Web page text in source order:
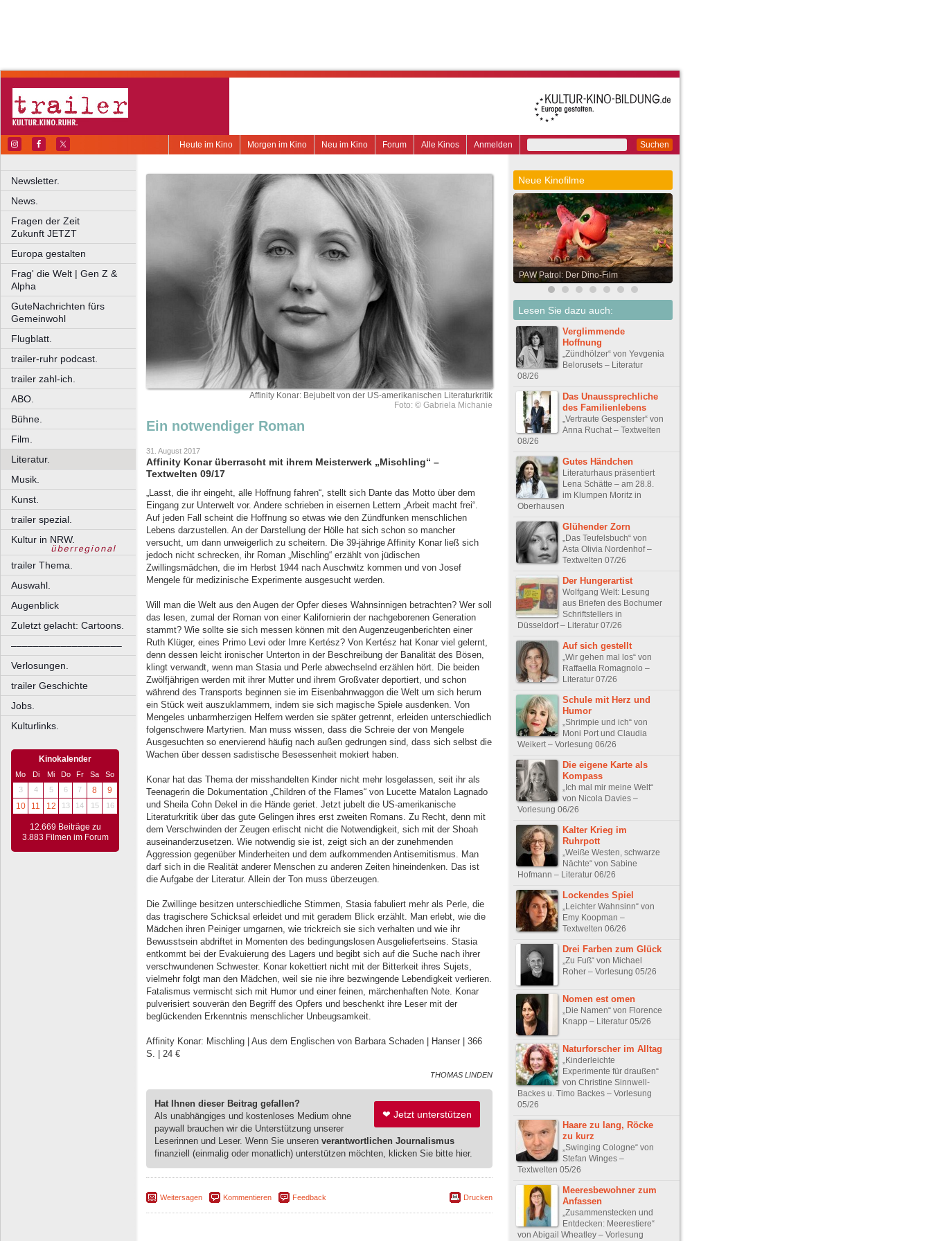
Suchen
Anmelden
Alle Kinos
Forum
Neu im Kino
Morgen im Kino
Heute im Kino
Newsletter.
News.
Fragen der Zeit
Zukunft JETZT
Europa gestalten
Frag' die Welt | Gen Z &
Alpha
GuteNachrichten fürs
Gemeinwohl
Flugblatt.
trailer-ruhr podcast.
trailer zahl-ich.
ABO.
Bühne.
Film.
Literatur.
Musik.
Kunst.
trailer spezial.
Kultur in NRW.
trailer Thema.
Auswahl.
Augenblick
Zuletzt gelacht: Cartoons.
––––––––––––––––––––
Verlosungen.
trailer Geschichte
Jobs.
Kulturlinks.
Kinokalender
Mo Di Mi Do Fr Sa
So
3
4 5 6 7 8
9
10
11 12 13 14 15 16
12.669 Beiträge zu
3.883 Filmen im Forum
Affinity Konar: Bejubelt von der US-amerikanischen Literaturkritik
Foto: © Gabriela Michanie
Ein notwendiger Roman
31. August 2017
Affinity Konar überrascht mit ihrem Meisterwerk „Mischling“ –
Textwelten 09/17
„Lasst, die ihr eingeht, alle Hoffnung fahren“, stellt sich Dante das Motto über dem
Eingang zur Unterwelt vor. Andere schrieben in eisernen Lettern „Arbeit macht frei“.
Auf jeden Fall scheint die Hoffnung so etwas wie den Zündfunken menschlichen
Lebens darzustellen. An der Darstellung der Hölle hat sich schon so mancher
versucht, um dann unweigerlich zu scheitern. Die 39-jährige Affinity Konar ließ sich
jedoch nicht schrecken, ihr Roman „Mischling“ erzählt von jüdischen
Zwillingsmädchen, die im Herbst 1944 nach Auschwitz kommen und von Josef
Mengele für medizinische Experimente ausgesucht werden.
Will man die Welt aus den Augen der Opfer dieses Wahnsinnigen betrachten? Wer soll
das lesen, zumal der Roman von einer Kalifornierin der nachgeborenen Generation
stammt? Wie sollte sie sich messen können mit den Augenzeugenberichten einer
Ruth Klüger, eines Primo Levi oder Imre Kertész? Von Kertész hat Konar viel gelernt,
denn dessen leicht ironischer Unterton in der Beschreibung der Banalität des Bösen,
klingt verwandt, wenn man Stasia und Perle abwechselnd erzählen hört. Die beiden
Zwölfjährigen werden mit ihrer Mutter und ihrem Großvater deportiert, und schon
während des Transports beginnen sie im Eisenbahnwaggon die Welt um sich herum
ein Stück weit auszuklammern, indem sie sich magische Spiele ausdenken. Von
Mengeles unbarmherzigen Helfern werden sie später getrennt, erleiden unterschiedlich
folgenschwere Martyrien. Man muss wissen, dass die Schreie der von Mengele
Ausgesuchten so enervierend häufig nach außen gedrungen sind, dass sich selbst die
Wachen über dessen sadistische Besessenheit mokiert haben.
Konar hat das Thema der misshandelten Kinder nicht mehr losgelassen, seit ihr als
Teenagerin die Dokumentation „Children of the Flames“ von Lucette Matalon Lagnado
und Sheila Cohn Dekel in die Hände geriet. Jetzt jubelt die US-amerikanische
Literaturkritik über das gute Gelingen ihres erst zweiten Romans. Zu Recht, denn mit
dem Verschwinden der Zeugen erlischt nicht die Notwendigkeit, sich mit der Shoah
auseinanderzusetzen. Wie notwendig sie ist, zeigt sich an der zunehmenden
Aggression gegenüber Minderheiten und dem aufkommenden Antisemitismus. Man
darf sich in die Realität anderer Menschen zu anderen Zeiten hineindenken. Das ist
die Aufgabe der Literatur. Allein der Ton muss überzeugen.
Die Zwillinge besitzen unterschiedliche Stimmen, Stasia fabuliert mehr als Perle, die
das tragischere Schicksal erleidet und mit geradem Blick erzählt. Man erlebt, wie die
Mädchen ihren Peiniger umgarnen, wie trickreich sie sich verhalten und wie ihr
Bewusstsein abdriftet in Momenten des bedingungslosen Ausgeliefertseins. Stasia
entkommt bei der Evakuierung des Lagers und begibt sich auf die Suche nach ihrer
verschwundenen Schwester. Konar kokettiert nicht mit der Bitterkeit ihres Sujets,
vielmehr folgt man den Mädchen, weil sie nie ihre bezwingende Lebendigkeit verlieren.
Fatalismus vermischt sich mit Humor und einer feinen, märchenhaften Note. Konar
pulverisiert souverän den Begriff des Opfers und beschenkt ihre Leser mit der
beglückenden Erkenntnis menschlicher Unbeugsamkeit.
Affinity Konar: Mischling | Aus dem Englischen von Barbara Schaden | Hanser | 366
S. | 24 €
THOMAS LINDEN
❤ Jetzt unterstützen
Hat Ihnen dieser Beitrag gefallen?
Als unabhängiges und kostenloses Medium ohne
paywall brauchen wir die Unterstützung unserer
Leserinnen und Leser. Wenn Sie unseren verantwortlichen Journalismus
finanziell (einmalig oder monatlich) unterstützen möchten, klicken Sie bitte hier.
Weitersagen Kommentieren Feedback Drucken
Neue Kinofilme
PAW Patrol: Der Dino-Film
Lesen Sie dazu auch:
Verglimmende
Hoffnung
„Zündhölzer“ von Yevgenia
Belorusets – Literatur
08/26
Das Unaussprechliche
des Familienlebens
„Vertraute Gespenster“ von
Anna Ruchat – Textwelten
08/26
Gutes Händchen
Literaturhaus präsentiert
Lena Schätte – am 28.8.
im Klumpen Moritz in
Oberhausen
Glühender Zorn
„Das Teufelsbuch“ von
Asta Olivia Nordenhof –
Textwelten 07/26
Der Hungerartist
Wolfgang Welt: Lesung
aus Briefen des Bochumer
Schriftstellers in
Düsseldorf – Literatur 07/26
Auf sich gestellt
„Wir gehen mal los“ von
Raffaella Romagnolo –
Literatur 07/26
Schule mit Herz und
Humor
„Shrimpie und ich“ von
Moni Port und Claudia
Weikert – Vorlesung 06/26
Die eigene Karte als
Kompass
„Ich mal mir meine Welt“
von Nicola Davies –
Vorlesung 06/26
Kalter Krieg im
Ruhrpott
„Weiße Westen, schwarze
Nächte“ von Sabine
Hofmann – Literatur 06/26
Lockendes Spiel
„Leichter Wahnsinn“ von
Emy Koopman –
Textwelten 06/26
Drei Farben zum Glück
„Zu Fuß“ von Michael
Roher – Vorlesung 05/26
Nomen est omen
„Die Namen“ von Florence
Knapp – Literatur 05/26
Naturforscher im Alltag
„Kinderleichte
Experimente für draußen“
von Christine Sinnwell-
Backes u. Timo Backes – Vorlesung
05/26
Haare zu lang, Röcke
zu kurz
„Swinging Cologne“ von
Stefan Winges –
Textwelten 05/26
Meeresbewohner zum
Anfassen
„Zusammenstecken und
Entdecken: Meerestiere“
von Abigail Wheatley – Vorlesung